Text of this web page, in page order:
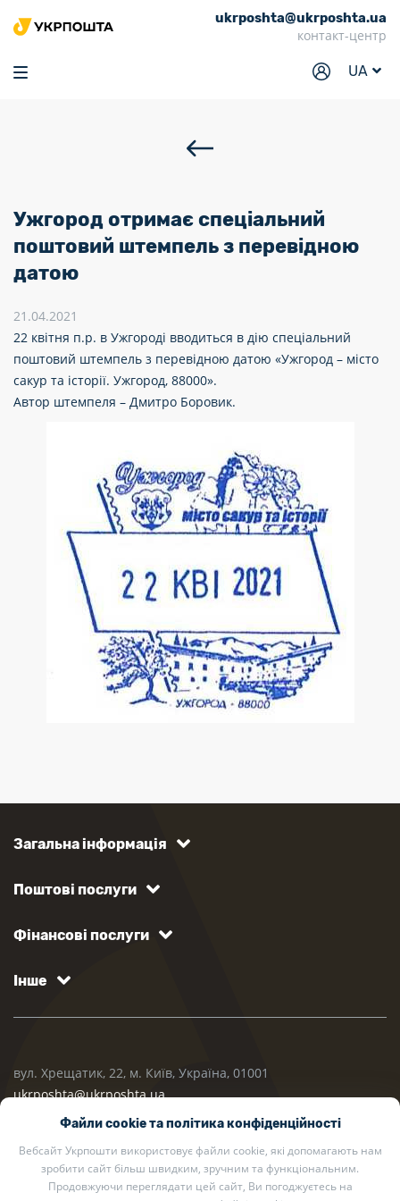
ukrposhta@ukrposhta.ua
контакт-центр
UA
Головна
Маркет
Відділення
Філателія
Кар’єра
Для бізнесу
Ужгород отримає спеціальний
поштовий штемпель з перевідною
датою
21.04.2021
22 квітня п.р. в Ужгороді вводиться в дію спеціальний
поштовий штемпель з перевідною датою «Ужгород – місто
сакур та історії. Ужгород, 88000».
Автор штемпеля – Дмитро Боровик.
Файли cookie та політика конфіденційності
Вебсайт Укрпошти використовує файли cookie, які допомагають нам
зробити сайт більш швидким, зручним та функціональним.
Продовжуючи переглядати цей сайт, Ви погоджуєтесь на
Загальна інформація
Поштові послуги
Фінансові послуги
Інше
вул. Хрещатик, 22, м. Київ, Україна, 01001
ukrposhta@ukrposhta.ua